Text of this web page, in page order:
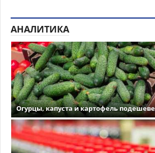
АНАЛИТИКА
Огурцы, капуста и картофель